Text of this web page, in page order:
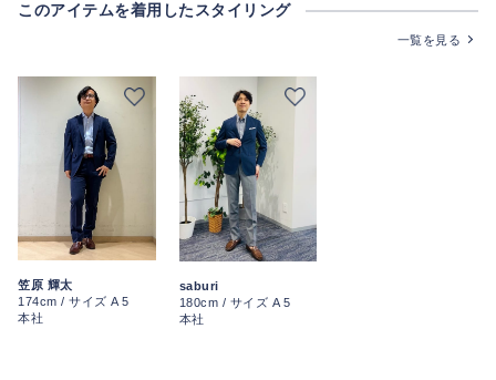
このアイテムを着用したスタイリング
一覧を見る
笠原 輝太
174cm / サイズ A 5
本社
saburi
180cm / サイズ A 5
本社